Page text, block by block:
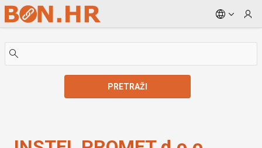
Skip to Main Content
PRETRAŽI